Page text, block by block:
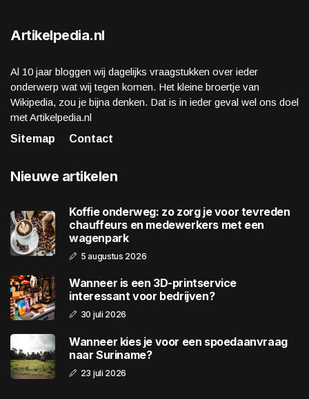
Artikelpedia.nl
Al 10 jaar bloggen wij dagelijks vraagstukken over ieder
onderwerp wat wij tegen komen. Het kleine broertje van
Wikipedia, zou je bijna denken. Dat is in ieder geval wel ons doel
met Artikelpedia.nl
Sitemap
Contact
Nieuwe artikelen
Koffie onderweg: zo zorg je voor tevreden
chauffeurs en medewerkers met een
wagenpark
5 augustus 2026
Wanneer is een 3D-printservice
interessant voor bedrijven?
30 juli 2026
Wanneer kies je voor een spoedaanvraag
naar Suriname?
23 juli 2026